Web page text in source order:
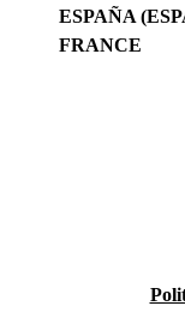
ESPAÑA
FRANCE